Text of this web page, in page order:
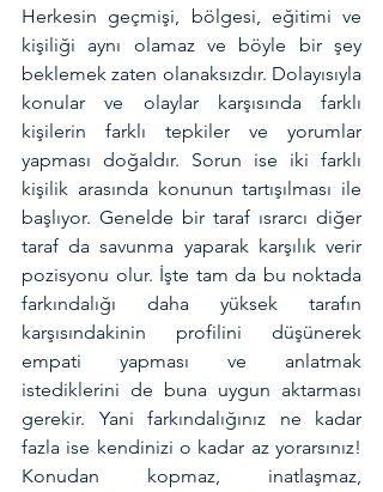
Herkesin geçmişi, bölgesi, eğitimi ve
kişiliği aynı olamaz ve böyle bir şey
beklemek zaten olanaksızdır. Dolayısıyla
konular ve olaylar karşısında farklı
kişilerin farklı tepkiler ve yorumlar
yapması doğaldır. Sorun ise iki farklı
kişilik arasında konunun tartışılması ile
başlıyor. Genelde bir taraf ısrarcı diğer
taraf da savunma yaparak karşılık verir
pozisyonu olur. İşte tam da bu noktada
farkındalığı daha yüksek tarafın
karşısındakinin profilini düşünerek
empati yapması ve anlatmak
istediklerini de buna uygun aktarması
gerekir. Yani farkındalığınız ne kadar
fazla ise kendinizi o kadar az yorarsınız!
Konudan kopmaz, inatlaşmaz,